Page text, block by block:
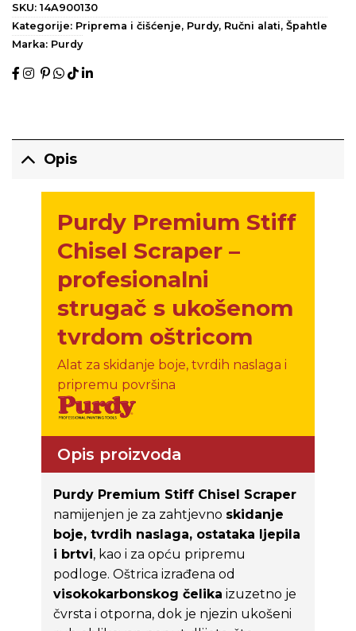
92.18 €.
SKU: 14A900130
Kategorije: Priprema i čišćenje, Purdy, Ručni alati, Špahtle
Marka: Purdy
Opis
Purdy Premium Stiff
Chisel Scraper –
profesionalni
strugač s ukošenom
tvrdom oštricom
Alat za skidanje boje, tvrdih naslaga i
pripremu površina
Opis proizvoda
Purdy Premium Stiff Chisel Scraper
namijenjen je za zahtjevno skidanje
boje, tvrdih naslaga, ostataka ljepila
i brtvi, kao i za opću pripremu
podloge. Oštrica izrađena od
visokokarbonskog čelika izuzetno je
čvrsta i otporna, dok je njezin ukošeni